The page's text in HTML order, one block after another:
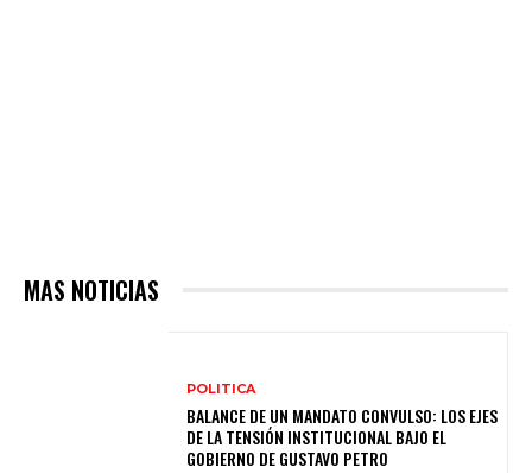
MAS NOTICIAS
POLITICA
BALANCE DE UN MANDATO CONVULSO: LOS EJES
DE LA TENSIÓN INSTITUCIONAL BAJO EL
GOBIERNO DE GUSTAVO PETRO